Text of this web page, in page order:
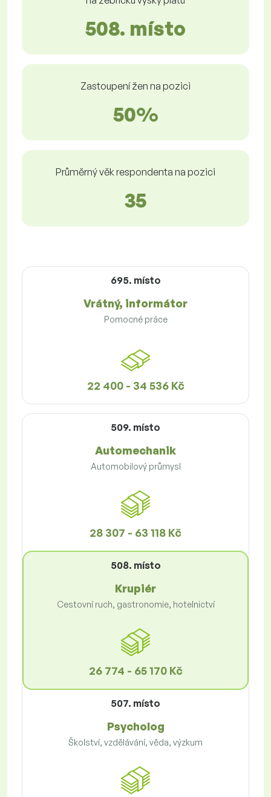
508. místo
Zastoupení žen na pozici
50%
Průměrný věk respondenta na pozici
35
695. místo
Vrátný, informátor
Pomocné práce
22 400 - 34 536 Kč
509. místo
Automechanik
Automobilový průmysl
28 307 - 63 118 Kč
508. místo
Krupiér
Cestovní ruch, gastronomie, hotelnictví
26 774 - 65 170 Kč
507. místo
Psycholog
Školství, vzdělávání, věda, výzkum